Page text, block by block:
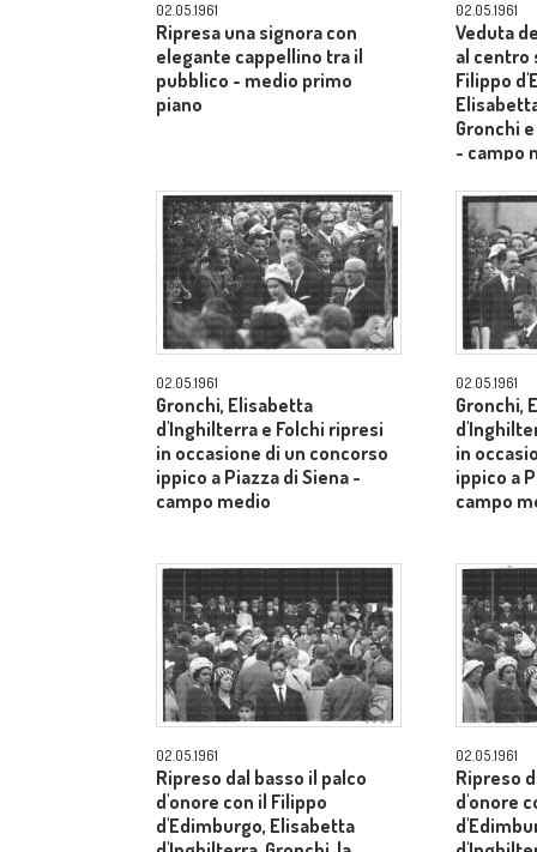
02.05.1961
Ripresa una signora con
elegante cappellino tra il
pubblico - medio primo
piano
02.05.1961
Veduta
al centro
Filippo
Gronchi
- campo
02.05.1961
Gronchi, Elisabetta
d'Inghilterra e Folchi ripresi
in occasione di un concorso
ippico a Piazza di Siena -
campo medio
02.05.1961
Gronchi,
in
ippico a
campo
02.05.1961
Ripreso dal basso il palco
d'onore con il Filippo
d'Edimburgo, Elisabetta
02.05.1961
Ripreso
d'onore